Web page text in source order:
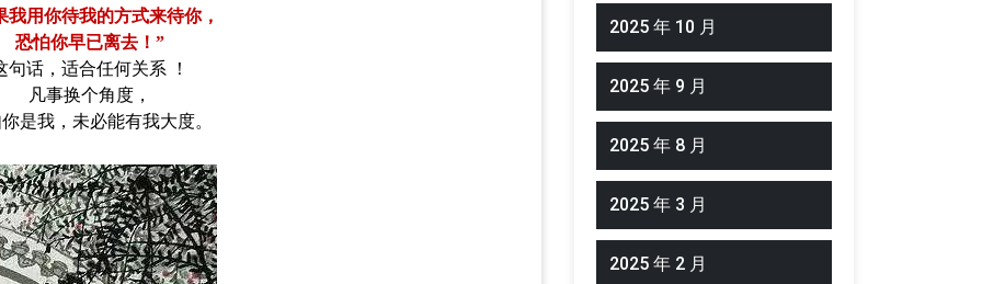
我用你待我的方式来待你，
恐怕你早已离去！”
句话，适合任何关系 ！
凡事换个角度，
是我，未必能有我大度。
2025 年 10 月
2025 年 9 月
2025 年 8 月
2025 年 3 月
2025 年 2 月